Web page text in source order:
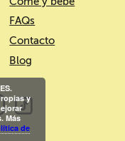
FAQs
Contacto
Blog
y
Más
de